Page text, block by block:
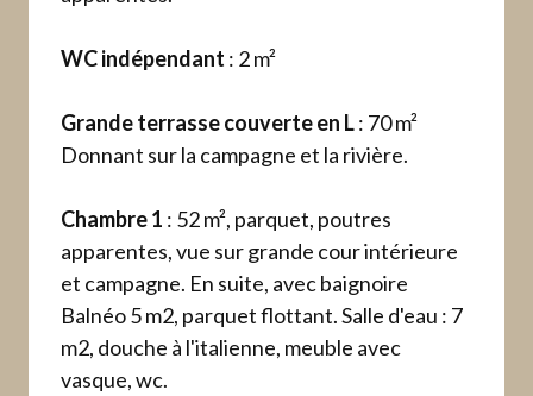
WC indépendant : 2 m²
Grande terrasse couverte en L: 70 m²
Donnant sur la campagne et la rivière.
Chambre 1 : 52 m², parquet, poutres
apparentes, vue sur grande cour intérieure
et campagne. En suite, avec baignoire
Balnéo 5 m2, parquet flottant. Salle d'eau : 7
m2, douche à l'italienne, meuble avec
vasque, wc.